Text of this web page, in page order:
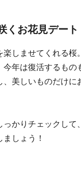
くお花見デート
しませてくれる桜
今年は復活するもの
美しいものだけに
っかりチェックして
しょう！